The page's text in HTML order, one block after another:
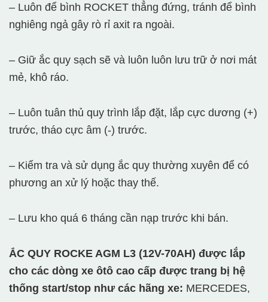
– Luôn để bình ROCKET thẳng đứng, tránh để bình
nghiêng ngả gây rò rỉ axit ra ngoài.
– Giữ ắc quy sạch sẽ và luôn luôn lưu trữ ở nơi mát
mẻ, khô ráo.
– Luôn tuân thủ quy trình lắp đặt, lắp cực dương (+)
trước, tháo cực âm (-) trước.
– Kiểm tra và sử dụng ắc quy thường xuyên để có
phương an xử lý hoặc thay thế.
– Lưu kho quá 6 tháng cần nạp trước khi bán.
ẮC QUY ROCKE AGM L3 (12V-70AH) được lắp
cho các dòng xe ôtô cao cấp được trang bị hệ
thống start/stop như các hãng xe: MERCEDES,